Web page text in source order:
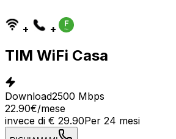
+ +
TIM WiFi Casa
Download2500 Mbps
22.90€/mese
invece di € 29.90Per 24 mesi